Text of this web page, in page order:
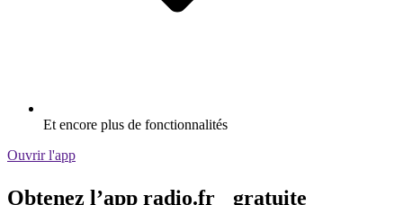
Et encore plus de fonctionnalités
Ouvrir l'app
Obtenez l’app radio.fr gratuite